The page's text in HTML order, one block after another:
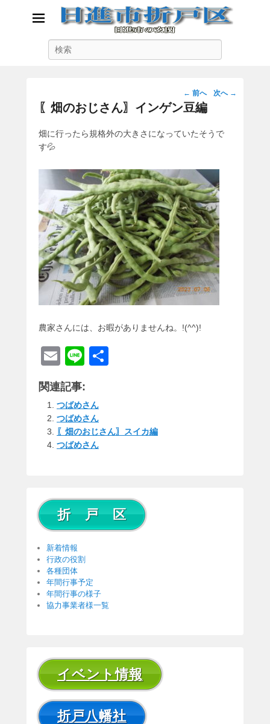
日進市折戸区
投
稿
ビ
シ
ョ
ン
← 前へ 次へ →
〖畑のおじさん〗インゲン豆編
畑に行ったら規格外の大きさになっていたそうで
す💦
農家さんには、お暇がありませんね。!(^^)!
E
m
ail
Li
e
関連記事:
つばめさん
つばめさん
〖畑のおじさん〗スイカ編
つばめさん
折 戸 区
新着情報
行政の役割
各種団体
年間行事予定
年間行事の様子
協力事業者様一覧
イベント情報
折戸八幡社